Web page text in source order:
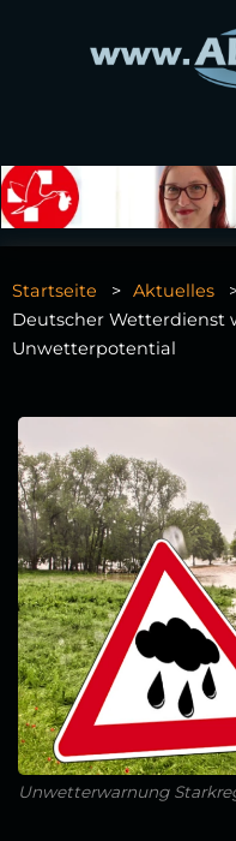
Startseite Aktuelles
Deutscher Wetterdienst
Unwetterpotential
Unwetterwarnung